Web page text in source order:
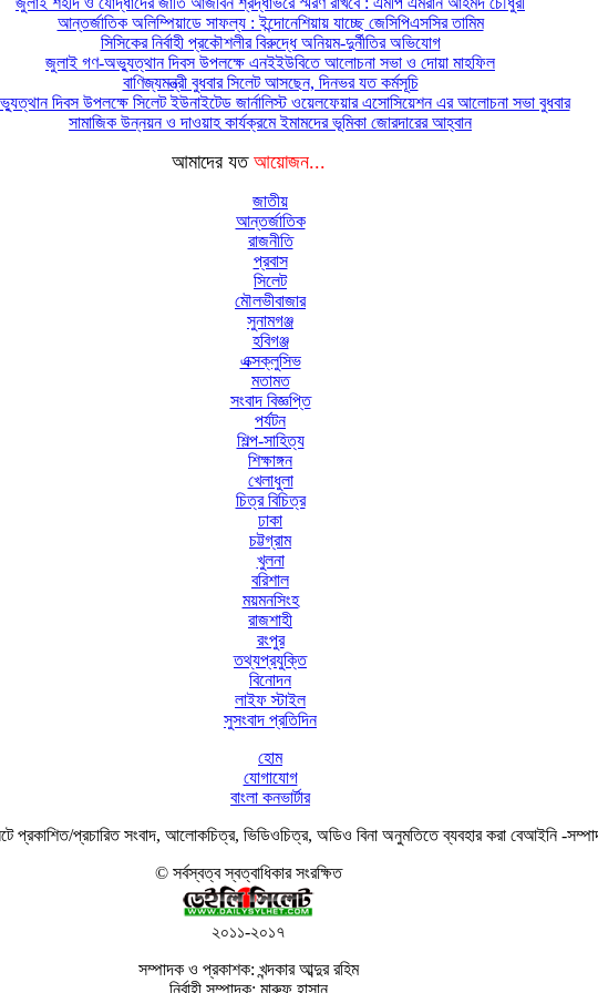
আন্তর্জাতিক অলিম্পিয়াডে সাফল্য : ইন্দোনেশিয়ায় যাচ্ছে জেসিপিএসসির তামিম
সিসিকের নির্বাহী প্রকৌশলীর বিরুদ্ধে অনিয়ম-দুর্নীতির অভিযোগ
জুলাই গণ-অভ্যুত্থান দিবস উপলক্ষে এনইইউবিতে আলোচনা সভা ও দোয়া মাহফিল
বাণিজ্যমন্ত্রী বুধবার সিলেট আসছেন, দিনভর যত কর্মসূচি
দিবস উপলক্ষে সিলেট ইউনাইটেড জার্নালিস্ট ওয়েলফেয়ার এসোসিয়েশন এর আলোচনা সভা বুধবার
সামাজিক উন্নয়ন ও দাওয়াহ কার্যক্রমে ইমামদের ভূমিকা জোরদারের আহ্বান
আমাদের যত আয়োজন...
জাতীয়
আন্তর্জাতিক
রাজনীতি
প্রবাস
সিলেট
মৌলভীবাজার
সুনামগঞ্জ
হবিগঞ্জ
এক্সক্লুসিভ
মতামত
সংবাদ বিজ্ঞপ্তি
পর্যটন
শিল্প-সাহিত্য
শিক্ষাঙ্গন
খেলাধুলা
চিত্র বিচিত্র
ঢাকা
চট্টগ্রাম
খুলনা
বরিশাল
ময়মনসিংহ
রাজশাহী
রংপুর
তথ্যপ্রযুক্তি
বিনোদন
লাইফ স্টাইল
সুসংবাদ প্রতিদিন
হোম
যোগাযোগ
বাংলা কনভার্টার
প্রকাশিত/প্রচারিত সংবাদ, আলোকচিত্র, ভিডিওচিত্র, অডিও বিনা অনুমতিতে ব্যবহার করা বেআইনি -
© সর্বস্বত্ব স্বত্বাধিকার সংরক্ষিত
২০১১-২০১৭
সম্পাদক ও প্রকাশক: খন্দকার আব্দুর রহিম